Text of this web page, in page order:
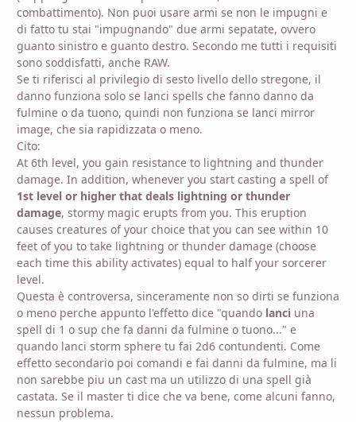
combattimento). Non puoi usare armi se non le impugni e
di fatto tu stai "impugnando" due armi sepatate, ovvero
guanto sinistro e guanto destro. Secondo me tutti i requisiti
sono soddisfatti, anche RAW.
Se ti riferisci al privilegio di sesto livello dello stregone, il
danno funziona solo se lanci spells che fanno danno da
fulmine o da tuono, quindi non funziona se lanci mirror
image, che sia rapidizzata o meno.
Cito:
At 6th level, you gain resistance to lightning and thunder
damage. In addition, whenever you start casting a spell of
1st level or higher that deals lightning or thunder
damage, stormy magic erupts from you. This eruption
causes creatures of your choice that you can see within 10
feet of you to take lightning or thunder damage (choose
each time this ability activates) equal to half your sorcerer
level.
Questa è controversa, sinceramente non so dirti se funziona
o meno perche appunto l'effetto dice "quando lanci una
spell di 1 o sup che fa danni da fulmine o tuono..." e
quando lanci storm sphere tu fai 2d6 contundenti. Come
effetto secondario poi comandi e fai danni da fulmine, ma li
non sarebbe piu un cast ma un utilizzo di una spell già
castata. Se il master ti dice che va bene, come alcuni fanno,
nessun problema.